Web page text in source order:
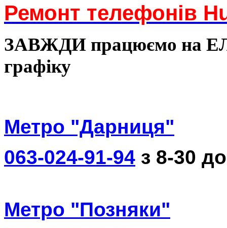
Ремонт телефонів
ЗАВЖДИ працюємо на
графіку
Метро "Дарниця"
063-024-91-94 з 8-30
Метро "Позняки"